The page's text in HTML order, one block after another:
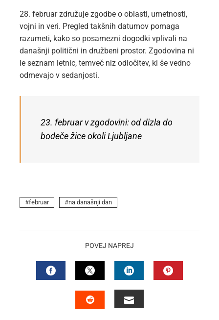
28. februar združuje zgodbe o oblasti, umetnosti,
vojni in veri. Pregled takšnih datumov pomaga
razumeti, kako so posamezni dogodki vplivali na
današnji politični in družbeni prostor. Zgodovina ni
le seznam letnic, temveč niz odločitev, ki še vedno
odmevajo v sedanjosti.
23. februar v zgodovini: od dizla do
bodeče žice okoli Ljubljane
februar na današnji dan
POVEJ NAPREJ
FACEBOOKTWITTERLINKEDIN